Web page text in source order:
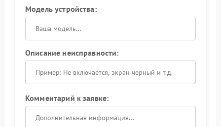
Модель устройства:
Описание неисправности:
Комментарий к заявке: